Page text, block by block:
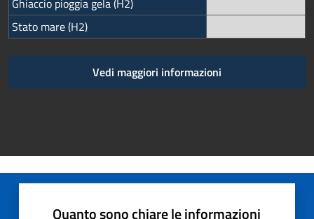
Ghiaccio pioggia gela (H2)
Stato mare (H2)
Vedi maggiori informazioni
Quanto sono chiare le informazioni